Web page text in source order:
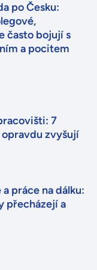
po Česku:
často bojují s
a pocitem
7
zvyšují
práce na dálku:
přecházejí a